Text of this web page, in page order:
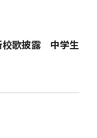
歌披露 中学生